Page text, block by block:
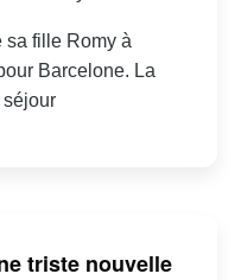
sa fille Romy à
Barcelone. La
séjour
triste nouvelle